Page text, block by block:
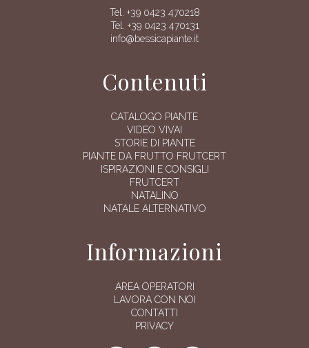
Tel. +39 0423 470218
Tel. +39 0423 470131
info@bessicapiante.it
Contenuti
CATALOGO PIANTE
VIDEO VIVAI
STORIE DI PIANTE
PIANTE DA FRUTTO FRUTCERT
ISPIRAZIONI E CONSIGLI
FRUTCERT
NATALINO
NATALE ALTERNATIVO
Informazioni
AREA OPERATORI
LAVORA CON NOI
CONTATTI
PRIVACY